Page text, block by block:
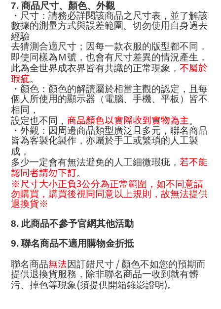
7. 商品尺寸、顏色、外觀
・尺寸：請務必詳閱該商品之尺寸表，並了解該
數據的測量方式與誤差範圍。切勿使用自身過去
經驗
去猜測合適尺寸；因每一款衣服的版型都不同，
即使同樣為Ｍ號，也會有尺寸差異的情況產生，
此為全世界成衣界皆有共識的正常現象， 不屬於
瑕疵。
・顏色：顏色的解讀屬於相當主觀的認定，且每
個人所使用的顯示器（電腦、手機、平板）皆不
相同，
設定也不同， 商品顏色以實際收到實物為主。
・外觀：因周邊商品類型廣泛且多元，聯名商品
皆為客製化製作，亦屬於手工或繁瑣的人工製
成，
多少一定會有無法避免的人工細微瑕疵， 若不能
認同者請勿下訂。
※尺寸大小正負3公分為正常範圍，如不同意請
勿購買，購買後視同同意以上規則，故無法提供
退換貨※
8. 此商品不參予官網其他活動
9. 聯名商品不適用購物金折抵
聯名商品無法因訂錯尺寸 / 顏色不如您的預期而
提供退換貨服務，除非聯名商品一收到就有髒
污、掉色等現象 (須提供開箱錄影證明)。